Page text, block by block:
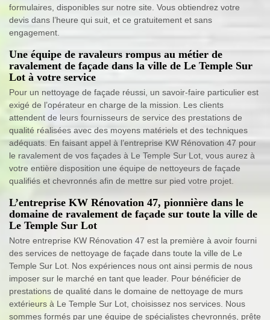
formulaires, disponibles sur notre site. Vous obtiendrez votre
devis dans l’heure qui suit, et ce gratuitement et sans
engagement.
Une équipe de ravaleurs rompus au métier de
ravalement de façade dans la ville de Le Temple Sur
Lot à votre service
Pour un nettoyage de façade réussi, un savoir-faire particulier est
exigé de l’opérateur en charge de la mission. Les clients
attendent de leurs fournisseurs de service des prestations de
qualité réalisées avec des moyens matériels et des techniques
adéquats. En faisant appel à l’entreprise KW Rénovation 47 pour
le ravalement de vos façades à Le Temple Sur Lot, vous aurez à
votre entière disposition une équipe de nettoyeurs de façade
qualifiés et chevronnés afin de mettre sur pied votre projet.
L’entreprise KW Rénovation 47, pionnière dans le
domaine de ravalement de façade sur toute la ville de
Le Temple Sur Lot
Notre entreprise KW Rénovation 47 est la première à avoir fourni
des services de nettoyage de façade dans toute la ville de Le
Temple Sur Lot. Nos expériences nous ont ainsi permis de nous
imposer sur le marché en tant que leader. Pour bénéficier de
prestations de qualité dans le domaine de nettoyage de murs
extérieurs à Le Temple Sur Lot, choisissez nos services. Nous
sommes formés par une équipe de spécialistes chevronnés, prête